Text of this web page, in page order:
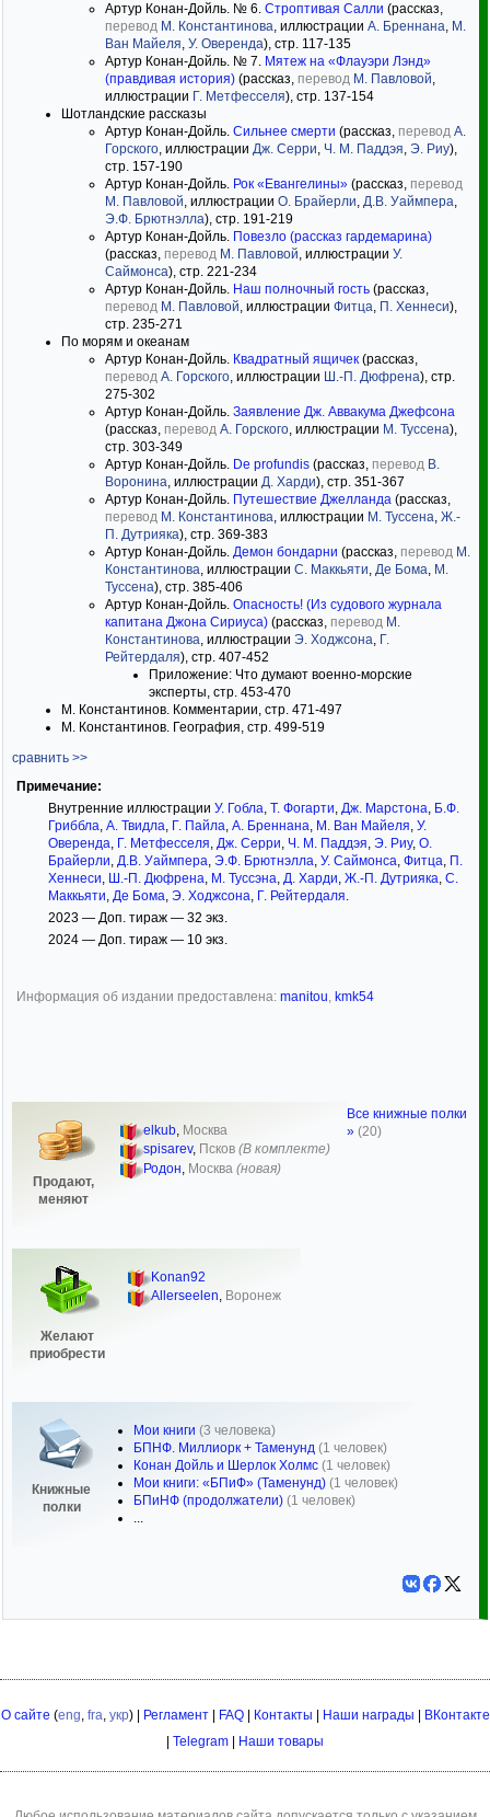
Артур Конан-Дойль. № 6. Строптивая Салли (рассказ,
перевод М. Константинова, иллюстрации А. Бреннана, М.
Ван Майеля, У. Оверенда), стр. 117-135
Артур Конан-Дойль. № 7. Мятеж на «Флауэри Лэнд»
(правдивая история) (рассказ, перевод М. Павловой,
иллюстрации Г. Метфесселя), стр. 137-154
Шотландские рассказы
Артур Конан-Дойль. Сильнее смерти (рассказ, перевод А.
Горского, иллюстрации Дж. Серри, Ч. М. Паддэя, Э. Риу),
стр. 157-190
Артур Конан-Дойль. Рок «Евангелины» (рассказ, перевод
М. Павловой, иллюстрации О. Брайерли, Д.В. Уаймпера,
Э.Ф. Брютнэлла), стр. 191-219
Артур Конан-Дойль. Повезло (рассказ гардемарина)
(рассказ, перевод М. Павловой, иллюстрации У.
Саймонса), стр. 221-234
Артур Конан-Дойль. Наш полночный гость (рассказ,
перевод М. Павловой, иллюстрации Фитца, П. Хеннеси),
стр. 235-271
По морям и океанам
Артур Конан-Дойль. Квадратный ящичек (рассказ,
перевод А. Горского, иллюстрации Ш.-П. Дюфрена), стр.
275-302
Артур Конан-Дойль. Заявление Дж. Аввакума Джефсона
(рассказ, перевод А. Горского, иллюстрации М. Туссена),
стр. 303-349
Артур Конан-Дойль. De profundis (рассказ, перевод В.
Воронина, иллюстрации Д. Харди), стр. 351-367
Артур Конан-Дойль. Путешествие Джелланда (рассказ,
перевод М. Константинова, иллюстрации М. Туссена, Ж.-
П. Дутрияка), стр. 369-383
Артур Конан-Дойль. Демон бондарни (рассказ, перевод М.
Константинова, иллюстрации С. Маккьяти, Де Бома, М.
Туссена), стр. 385-406
Артур Конан-Дойль. Опасность! (Из судового журнала
капитана Джона Сириуса) (рассказ, перевод М.
Константинова, иллюстрации Э. Ходжсона, Г.
Рейтердаля), стр. 407-452
Приложение: Что думают военно-морские
эксперты, стр. 453-470
М. Константинов. Комментарии, стр. 471-497
М. Константинов. География, стр. 499-519
сравнить >>
Примечание:
Внутренние иллюстрации У. Гобла, Т. Фогарти, Дж. Марстона, Б.Ф.
Гриббла, А. Твидла, Г. Пайла, А. Бреннана, М. Ван Майеля, У.
Оверенда, Г. Метфесселя, Дж. Серри, Ч. М. Паддэя, Э. Риу, О.
Брайерли, Д.В. Уаймпера, Э.Ф. Брютнэлла, У. Саймонса, Фитца, П.
Хеннеси, Ш.-П. Дюфрена, М. Туссэна, Д. Харди, Ж.-П. Дутрияка, С.
Маккьяти, Де Бома, Э. Ходжсона, Г. Рейтердаля.
2023 — Доп. тираж — 32 экз.
2024 — Доп. тираж — 10 экз.
Информация об издании предоставлена: manitou, kmk54
Продают,
меняют
elkub, Москва
spisarev, Псков (В комплекте)
Родон Москва (новая)
Желают
приобрести
Konan92
Allerseelen, Воронеж
Книжные
полки
Мои книги (3 человека)
БПНФ. Миллиорк + Таменунд (1 человек)
Конан Дойль и Шерлок Холмс (1 человек)
Мои книги: «БПиФ» (Таменунд) (1 человек)
БПиНФ (продолжатели) (1 человек)
...
Все книжные полки
» (20)
О сайте (eng, fra, укр) | Регламент| FAQ| Контакты Наши награды
ВКонтакте
Telegram Наши товары